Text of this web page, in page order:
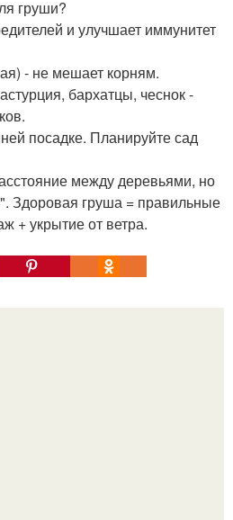
груши?
и улучшает иммунитет
- не мешает корням.
бархатцы, чеснок -
посадке. Планируйте сад
между деревьями, но
Здоровая груша = правильные
+ укрытие от ветра.